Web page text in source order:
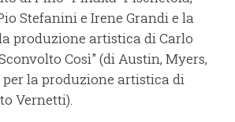
Stefanini e Irene Grandi e la
produzione artistica di Carlo
Così" (di Austin, Myers,
per la produzione artistica di
Vernetti).